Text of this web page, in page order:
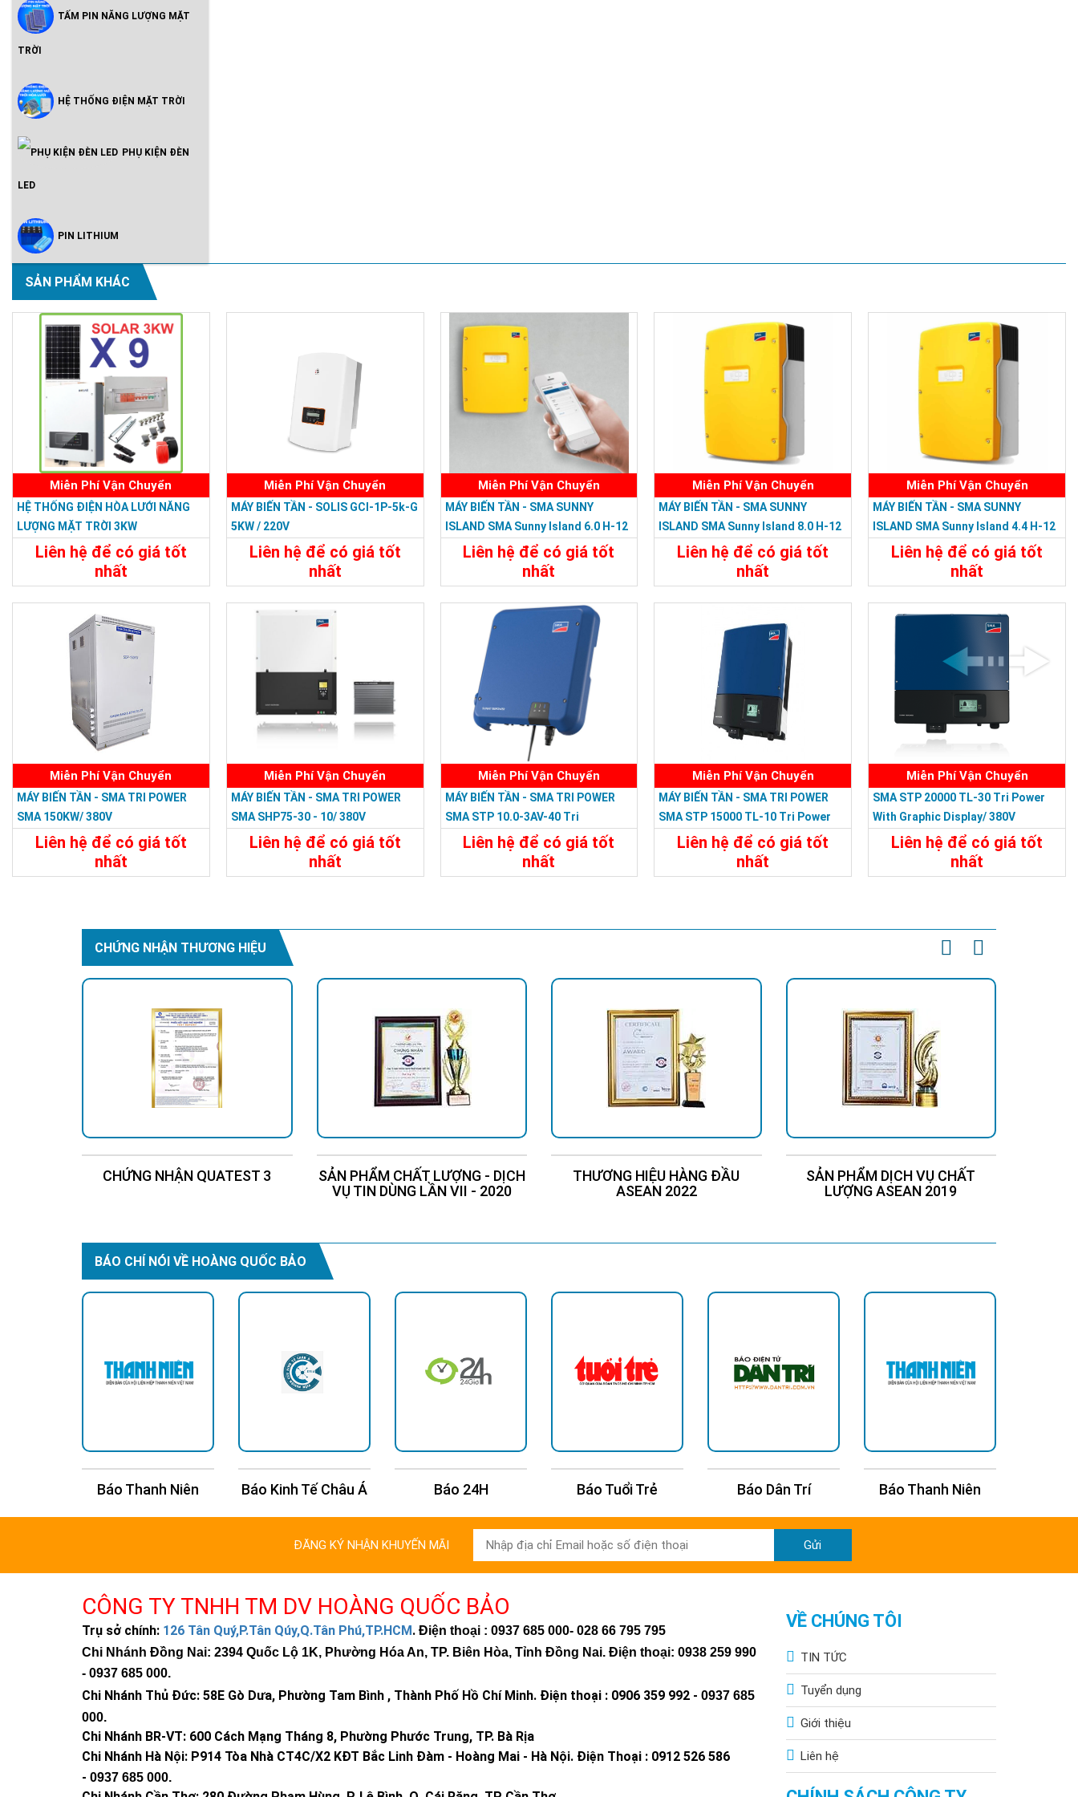
TẤM PIN NĂNG LƯỢNG MẶT
TRỜI
HỆ THỐNG ĐIỆN MẶT TRỜI
Inveter Hòa Lưới Có Lưu Trữ -
PHỤ KIỆN ĐÈN
LED
PIN LITHIUM
SẢN PHẨM KHÁC
Miễn Phí Vận Chuyển
HỆ THỐNG ĐIỆN HÒA LƯỚI NĂNG
LƯỢNG MẶT TRỜI 3KW
Liên hệ để có giá tốt
nhất
62.000.000đ
Miễn Phí Vận Chuyển
MÁY BIẾN TẦN - SOLIS GCI-1P-5k-G
5KW / 220V
Liên hệ để có giá tốt
nhất
Miễn Phí Vận Chuyển
MÁY BIẾN TẦN - SMA SUNNY
ISLAND SMA Sunny Island 6.0 H-12
Liên hệ để có giá tốt
nhất
Miễn Phí Vận Chuyển
MÁY BIẾN TẦN - SMA SUNNY
ISLAND SMA Sunny Island 8.0 H-12
Liên hệ để có giá tốt
nhất
Miễn Phí Vận Chuyển
MÁY BIẾN TẦN - SMA SUNNY
ISLAND SMA Sunny Island 4.4 H-12
Liên hệ để có giá tốt
nhất
Miễn Phí Vận Chuyển
MÁY BIẾN TẦN - SMA TRI POWER
SMA 150KW/ 380V
Liên hệ để có giá tốt
nhất
Miễn Phí Vận Chuyển
MÁY BIẾN TẦN - SMA TRI POWER
SMA SHP75-30 - 10/ 380V
Liên hệ để có giá tốt
nhất
Miễn Phí Vận Chuyển
MÁY BIẾN TẦN - SMA TRI POWER
SMA STP 10.0-3AV-40 Tri
Power/380V 10 KW, 3 PHA
Liên hệ để có giá tốt
nhất
Miễn Phí Vận Chuyển
MÁY BIẾN TẦN - SMA TRI POWER
SMA STP 15000 TL-10 Tri Power
With Graphic Display /380V
Liên hệ để có giá tốt
nhất
Miễn Phí Vận Chuyển
SMA STP 20000 TL-30 Tri Power
With Graphic Display/ 380V
Liên hệ để có giá tốt
nhất
CHỨNG NHẬN THƯƠNG HIỆU
CHỨNG NHẬN QUATEST 3
SẢN PHẨM CHẤT LƯỢNG - DỊCH
VỤ TIN DÙNG LẦN VII - 2020
THƯƠNG HIỆU HÀNG ĐẦU
ASEAN 2022
SẢN PHẨM DỊCH VỤ CHẤT
LƯỢNG ASEAN 2019
BÁO CHÍ NÓI VỀ HOÀNG QUỐC BẢO
Báo Thanh Niên Báo Kinh Tế Châu Á Báo 24H Báo Tuổi Trẻ Báo Dân Trí Báo Thanh Niên
ĐĂNG KÝ NHẬN KHUYẾN MÃI Gửi
CÔNG TY TNHH TM DV HOÀNG QUỐC BẢO
Trụ sở chính: 126 Tân Quý,P.Tân Qúy,Q.Tân Phú,TP.HCM. Điện thoại : 0937 685 000- 028 66 795 795
Chi Nhánh Đồng Nai: 2394 Quốc Lộ 1K, Phường Hóa An, TP. Biên Hòa, Tỉnh Đồng Nai. Điện thoại: 0938 259 990
- 0937 685 000.
Chi Nhánh Thủ Đức: 58E Gò Dưa, Phường Tam Bình , Thành Phố Hồ Chí Minh. Điện thoại : 0906 359 992 - 0937 685
000.
Chi Nhánh BR-VT: 600 Cách Mạng Tháng 8, Phường Phước Trung, TP. Bà Rịa
Chi Nhánh Hà Nội: P914 Tòa Nhà CT4C/X2 KĐT Bắc Linh Đàm - Hoàng Mai - Hà Nội. Điện Thoại : 0912 526 586
- 0937 685 000.
VỀ CHÚNG TÔI
TIN TỨC
Tuyển dụng
Giới thiệu
Liên hệ